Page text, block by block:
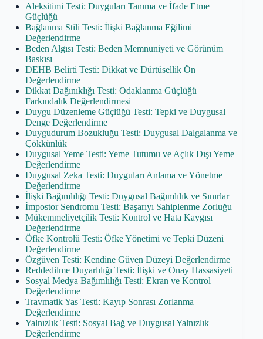
Aleksitimi Testi: Duyguları Tanıma ve İfade Etme
Güçlüğü
Bağlanma Stili Testi: İlişki Bağlanma Eğilimi
Değerlendirme
Beden Algısı Testi: Beden Memnuniyeti ve Görünüm
Baskısı
DEHB Belirti Testi: Dikkat ve Dürtüsellik Ön
Değerlendirme
Dikkat Dağınıklığı Testi: Odaklanma Güçlüğü
Farkındalık Değerlendirmesi
Duygu Düzenleme Güçlüğü Testi: Tepki ve Duygusal
Denge Değerlendirme
Duygudurum Bozukluğu Testi: Duygusal Dalgalanma ve
Çökkünlük
Duygusal Yeme Testi: Yeme Tutumu ve Açlık Dışı Yeme
Değerlendirme
Duygusal Zeka Testi: Duyguları Anlama ve Yönetme
Değerlendirme
İlişki Bağımlılığı Testi: Duygusal Bağımlılık ve Sınırlar
İmpostor Sendromu Testi: Başarıyı Sahiplenme Zorluğu
Mükemmeliyetçilik Testi: Kontrol ve Hata Kaygısı
Değerlendirme
Öfke Kontrolü Testi: Öfke Yönetimi ve Tepki Düzeni
Değerlendirme
Özgüven Testi: Kendine Güven Düzeyi Değerlendirme
Reddedilme Duyarlılığı Testi: İlişki ve Onay Hassasiyeti
Sosyal Medya Bağımlılığı Testi: Ekran ve Kontrol
Değerlendirme
Travmatik Yas Testi: Kayıp Sonrası Zorlanma
Değerlendirme
Yalnızlık Testi: Sosyal Bağ ve Duygusal Yalnızlık
Değerlendirme